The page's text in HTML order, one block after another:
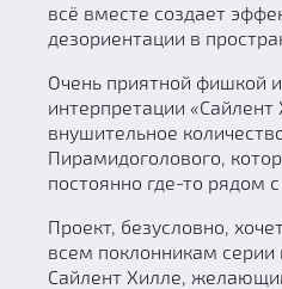
всё вместе создает
дезориентации в
Очень приятной фишкой
интерпретации «Сайлент
внушительное
Пирамидоголового,
постоянно где-то рядом
Проект, безусловно,
всем поклонникам серии
Сайлент Хилле,